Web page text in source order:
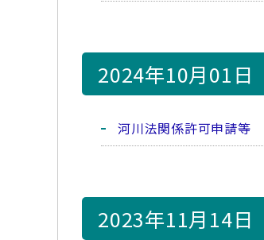
2024年10月01日
河川法関係許可申請等
2023年11月14日